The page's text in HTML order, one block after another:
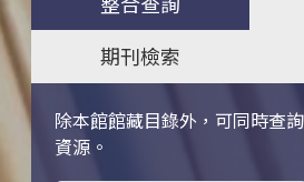
期刊檢索
除本館館藏目錄外，可同時查
資源。
關鍵字搜尋